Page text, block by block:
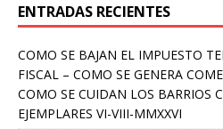
ENTRADAS RECIENTES
COMO SE BAJAN EL IMPUESTO
FISCAL – COMO SE GENERA
COMO SE CUIDAN LOS BARRIOS
EJEMPLARES VI-VIII-MMXXVI